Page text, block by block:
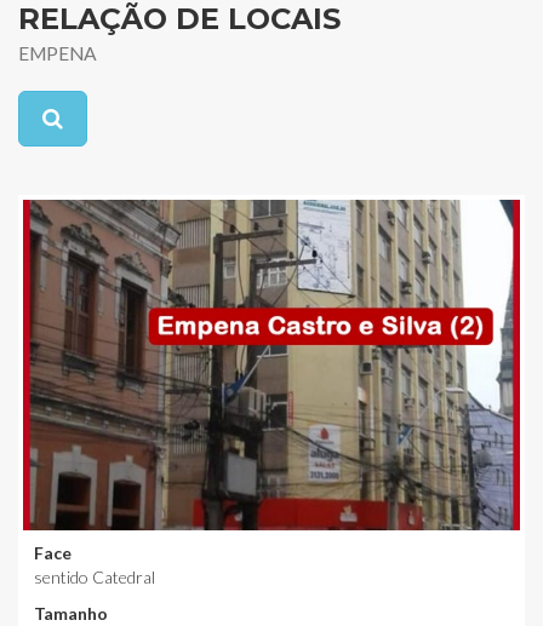
RELAÇÃO DE LOCAIS
EMPENA
Face
sentido Catedral
Tamanho